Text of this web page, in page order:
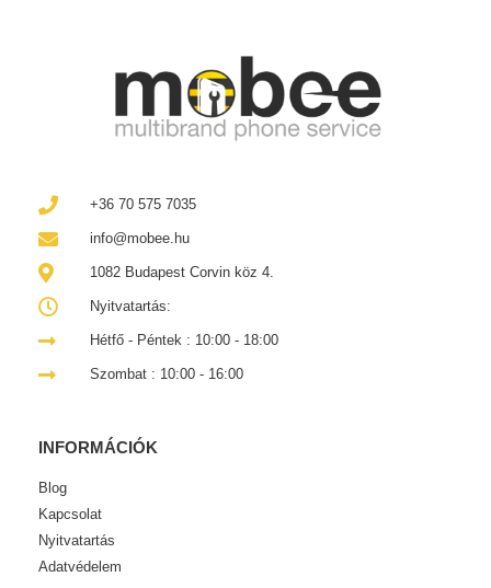
+36 70 575 7035
info@mobee.hu
1082 Budapest Corvin köz 4.
Nyitvatartás:
Hétfő - Péntek : 10:00 - 18:00
Szombat : 10:00 - 16:00
INFORMÁCIÓK
Blog
Kapcsolat
Nyitvatartás
Adatvédelem